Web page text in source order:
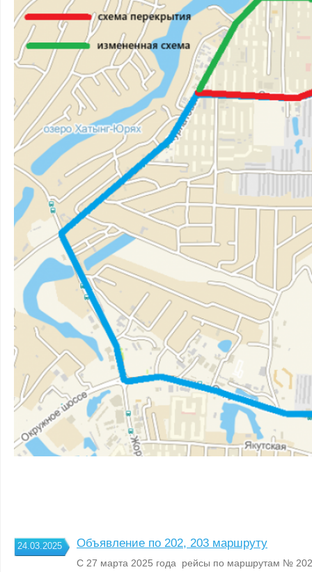
24.03.2025 Объявление по 202, 203 маршруту
С 27 марта 2025 года рейсы по маршрутам № 202